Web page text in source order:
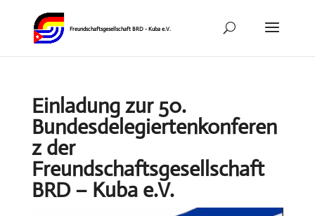
Einladung zur 50.
Bundesdelegiertenkonferen
z der
Freundschaftsgesellschaft
BRD – Kuba e.V.